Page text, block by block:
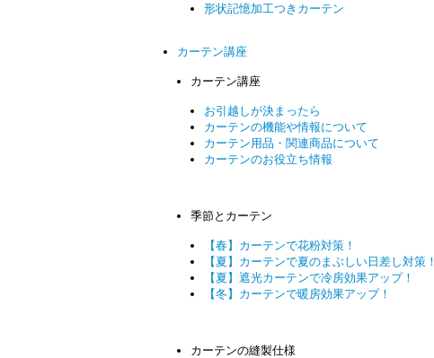
形状記憶加工つきカーテン
カーテン講座
カーテン講座
お引越しが決まったら
カーテンの機能や情報について
カーテン用品・関連商品について
カーテンのお役立ち情報
季節とカーテン
【春】カーテンで花粉対策！
【夏】カーテンで夏のまぶしい日差し対策！
【夏】遮光カーテンで冷房効果アップ！
【冬】カーテンで暖房効果アップ！
カーテンの縫製仕様